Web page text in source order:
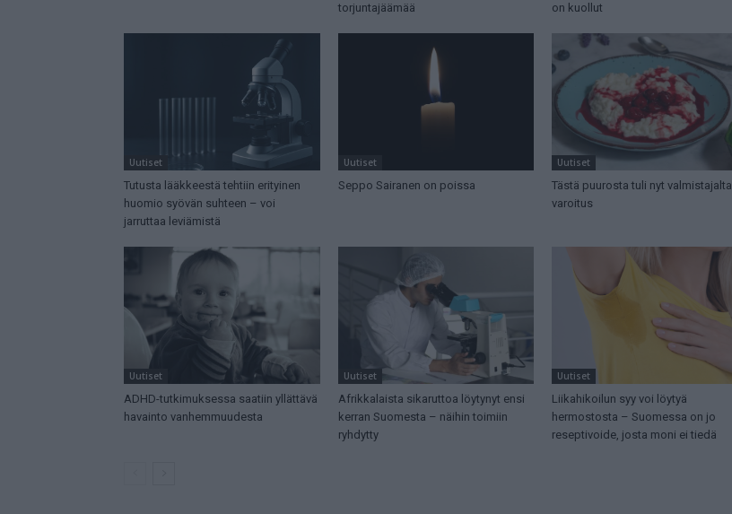
torjuntajäämää
on kuollut
Uutiset
Tutusta lääkkeestä tehtiin erityinen
huomio syövän suhteen – voi
jarruttaa leviämistä
Uutiset
Seppo Sairanen on poissa
Uutiset
Tästä puurosta tuli nyt valmistajalta
varoitus
Uutiset
ADHD-tutkimuksessa saatiin yllättävä
havainto vanhemmuudesta
Uutiset
Afrikkalaista sikaruttoa löytynyt ensi
kerran Suomesta – näihin toimiin
ryhdytty
Uutiset
Liikahikoilun syy voi löytyä
hermostosta – Suomessa on jo
reseptivoide, josta moni ei tiedä